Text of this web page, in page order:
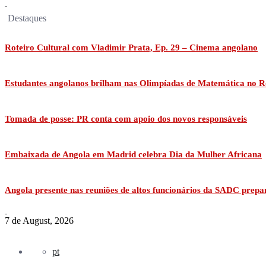
Destaques
Roteiro Cultural com Vladimir Prata, Ep. 29 – Cinema angolano
Estudantes angolanos brilham nas Olimpíadas de Matemática no
Tomada de posse: PR conta com apoio dos novos responsáveis
Embaixada de Angola em Madrid celebra Dia da Mulher Africana
Angola presente nas reuniões de altos funcionários da SADC
7 de August, 2026
pt